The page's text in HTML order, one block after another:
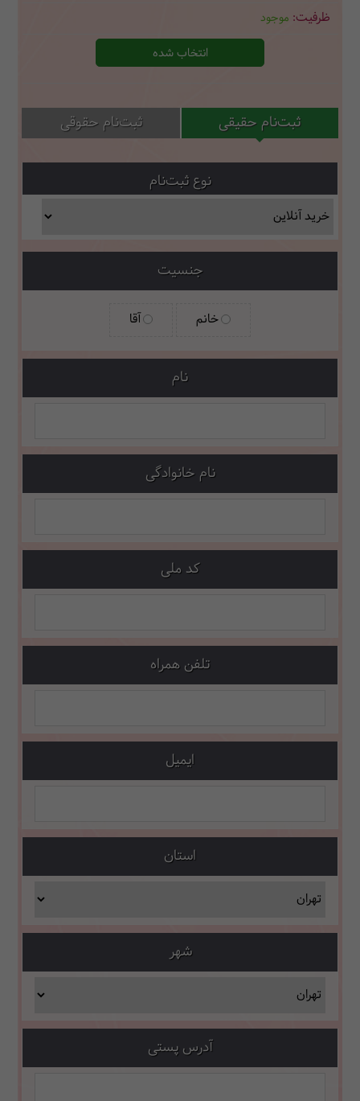
موجود
انتخاب شده
ثبت‌نام حقیقی ثبت‌نام حقوقی
نوع ثبت‌نام
جنسیت
خانم آقا
نام
نام خانوادگی
کد ملی
تلفن همراه
ایمیل
استان
شهر
آدرس پستی